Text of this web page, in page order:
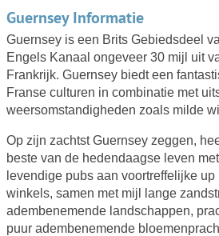
Guernsey Informatie
Guernsey is een Brits Gebiedsdeel
Engels Kanaal ongeveer 30 mijl uit
Frankrijk. Guernsey biedt een
Franse culturen in combinatie met
weersomstandigheden zoals milde
Op zijn zachtst Guernsey zeggen,
beste van de hedendaagse leven
levendige pubs aan voortreffelijke
winkels, samen met mijl lange
adembenemende landschappen,
puur adembenemende